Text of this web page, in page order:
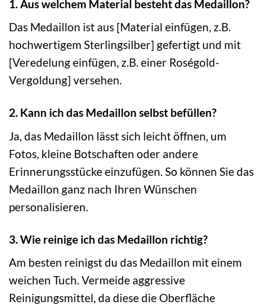
1. Aus welchem Material besteht das Medaillon?
Das Medaillon ist aus [Material einfügen, z.B.
hochwertigem Sterlingsilber] gefertigt und mit
[Veredelung einfügen, z.B. einer Roségold-
Vergoldung] versehen.
2. Kann ich das Medaillon selbst befüllen?
Ja, das Medaillon lässt sich leicht öffnen, um
Fotos, kleine Botschaften oder andere
Erinnerungsstücke einzufügen. So können Sie das
Medaillon ganz nach Ihren Wünschen
personalisieren.
3. Wie reinige ich das Medaillon richtig?
Am besten reinigst du das Medaillon mit einem
weichen Tuch. Vermeide aggressive
Reinigungsmittel, da diese die Oberfläche